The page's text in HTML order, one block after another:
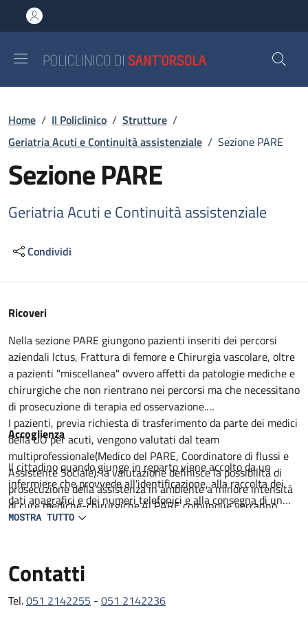
al contenuto principale
to footer content
Briciole di pane
Home / Il Policlinico / Strutture /
Geriatria Acuti e Continuità assistenziale / Sezione PARE
Sezione PARE
Geriatria Acuti e Continuità assistenziale
Condividi
Descrizione
Ricoveri
Nella sezione PARE giungono pazienti inseriti dei percorsi
aziendali lctus, Frattura di femore e Chirurgia vascolare, oltre
a pazienti "miscellanea" ovvero affetti da patologie mediche e
chirurgiche che non rientrano nei percorsi ma che necessitano
di prosecuzione di terapia ed osservazione.
I pazienti, previa richiesta di trasferimento da parte dei medici
della UO per acuti, vengono valutati dal team
multiprofessionale(Medico del PARE, Coordinatore di flussi e
Assistente Sociale): la valutazione definisce la possibilità di
prosecuzione della assistenza in ambiente a minore intensità
di cure mediche-chirurgiche.Al PARE comunque verranno
proseguiti percorsi medico terapeutici non ancora completati,
All'ingresso del paziente al PARE il team, composto da
Fisiatra e /o Fisioterapista con il coinvolgimento del Caregiver
Accoglienza
Il cittadino quando giunge in reparto viene accolto da un
infermiere che provvede all'identificazione, alla raccolta dei
dati anagrafici e dei numeri telefonici e alla consegna di un
prestampato con informazioni utili. Il degente viene
clinica ed infermieristica dove viene delineato il percorso
diagnostico e terapeutico e raccolti il consenso per tutte le
procedure che lo richiedono.
MOSTRA TUTTO
Contatti
Tel.051 2142255 - 051 2142236